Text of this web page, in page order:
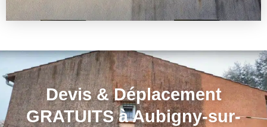
Devis & Déplacement
GRATUITS à Aubigny-sur-